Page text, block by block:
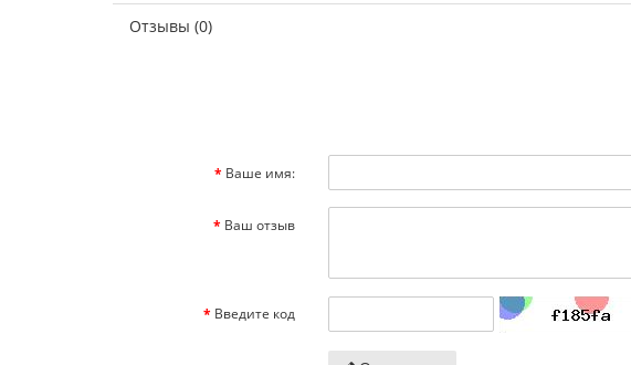
Отзывы (0)
Ваше имя:
Ваш отзыв
Введите код